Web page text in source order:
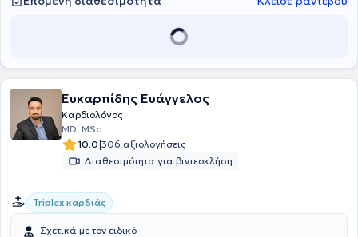
Ευκαρπίδης Ευάγγελος
Καρδιολόγος
MD, MSc
10.0|306 αξιολογήσεις
Διαθεσιμότητα για βιντεοκλήση
Triplex καρδιάς
Σχετικά με τον ειδικό